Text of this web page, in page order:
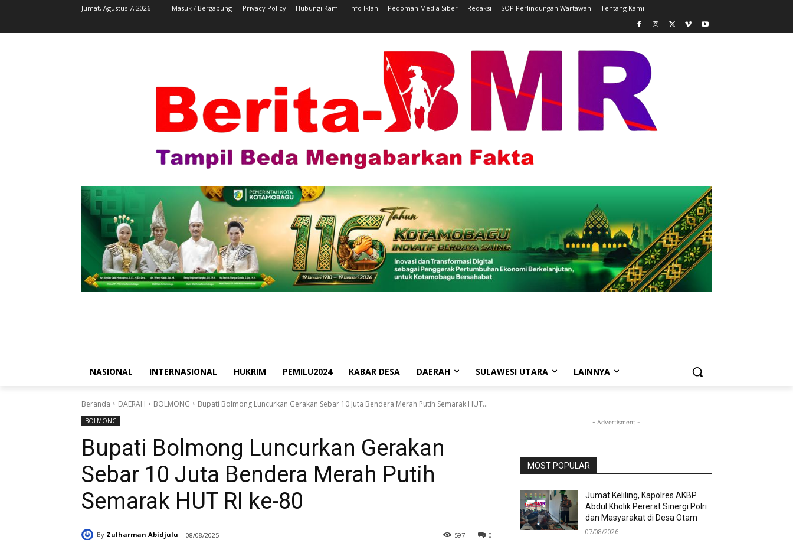
Jumat, Agustus 7, 2026 Masuk / Bergabung Privacy Policy Hubungi Kami Info Iklan Pedoman Media Siber Redaksi SOP Perlindungan Wartawan Tentang Kami
NASIONAL INTERNASIONAL HUKRIM PEMILU2024 KABAR DESA DAERAH SULAWESI UTARA LAINNYA
Beranda DAERAH BOLMONG Bupati Bolmong Luncurkan Gerakan Sebar 10 Juta Bendera Merah Putih Semarak HUT...
BOLMONG
Bupati Bolmong Luncurkan Gerakan
Sebar 10 Juta Bendera Merah Putih
Semarak HUT RI ke-80
By Zulharman Abidjulu 08/08/2025 0
597
- Advertisment -
MOST POPULAR
Jumat Keliling, Kapolres AKBP
Abdul Kholik Pererat Sinergi Polri
dan Masyarakat di Desa Otam
07/08/2026